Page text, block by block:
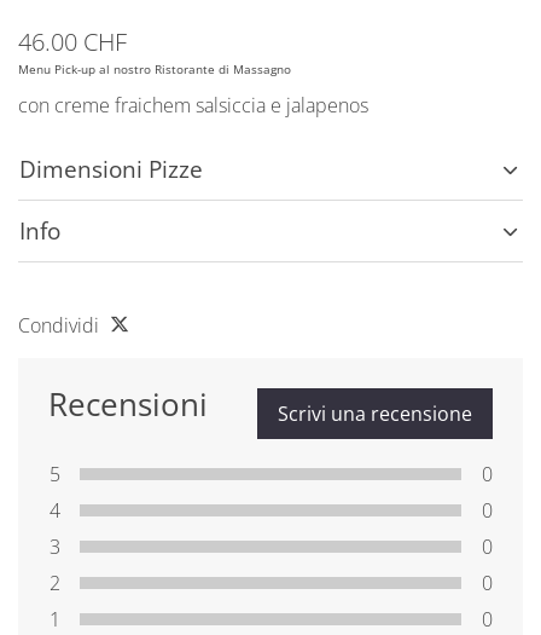
46.00 CHF
Menu Pick-up al nostro Ristorante di Massagno
con creme fraichem salsiccia e jalapenos
Dimensioni Pizze
Info
Condividi
Recensioni Scrivi una recensione
5
0
4
0
3
0
2
0
1
0